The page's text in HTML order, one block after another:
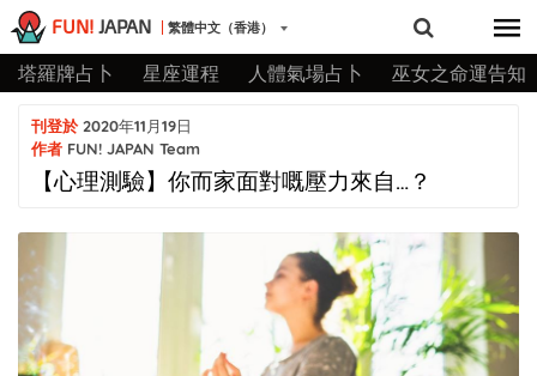
FUN! JAPAN 繁體中文（香港）
塔羅牌占卜 星座運程 人體氣場占卜 巫女之命運告知
刊登於 2020年11月19日
作者 FUN! JAPAN Team
【心理測驗】你而家面對嘅壓力來自…？